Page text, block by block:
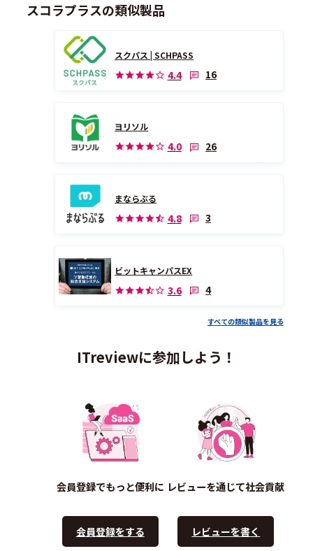
スコラプラスの類似製品
スクパス | SCHPASS
4.4 16
ヨリソル
4.0 26
まならぶる
4.8 3
ビットキャンパスEX
3.6 4
すべての類似製品を見る
ITreviewに参加しよう！
会員登録でもっと便利に
会員登録をする
レビューを通じて社会貢献
レビューを書く